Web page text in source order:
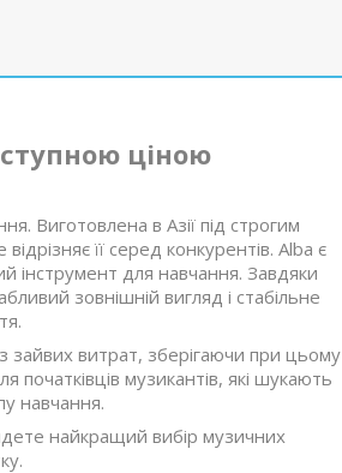
ціною
Виготовлена в Азії під строгим
її серед конкурентів. Alba є
інструмент для навчання. Завдяки
зовнішній вигляд і стабільне
зайвих витрат, зберігаючи при цьому
початківців музикантів, які шукають
навчання.
найкращий вибір музичних